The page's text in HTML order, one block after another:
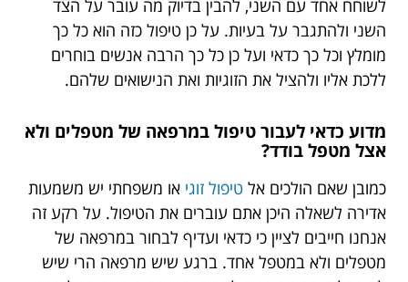
לשוחח אחד עם השני, להבין בדיוק מה עובר על הצד
השני ולהתגבר על בעיות. על כן טיפול כזה הוא כל כך
מומלץ וכל כך כדאי ועל כן כל כך הרבה אנשים בוחרים
ללכת אליו ולהציל את הזוגיות ואת הנישואים שלהם.
מדוע כדאי לעבור טיפול במרפאה של מטפלים ולא
אצל מטפל בודד?
כמובן שאם הולכים אל טיפול זוגי או משפחתי יש משמעות
אדירה לשאלה היכן אתם עוברים את הטיפול. על רקע זה
אנחנו חייבים לציין כי כדאי ועדיף לבחור במרפאה של
מטפלים ולא במטפל אחד. ברגע שיש מרפאה הרי שיש